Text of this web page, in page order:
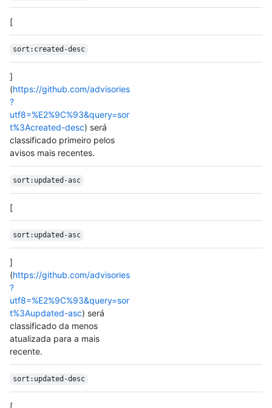
[
sort:created-desc
]
(https://github.com/advisories
?
utf8=%E2%9C%93&query=sor
t%3Acreated-desc) será
classificado primeiro pelos
avisos mais recentes.
sort:updated-asc
[
sort:updated-asc
]
(https://github.com/advisories
?
utf8=%E2%9C%93&query=sor
t%3Aupdated-asc) será
classificado da menos
atualizada para a mais
recente.
sort:updated-desc
[